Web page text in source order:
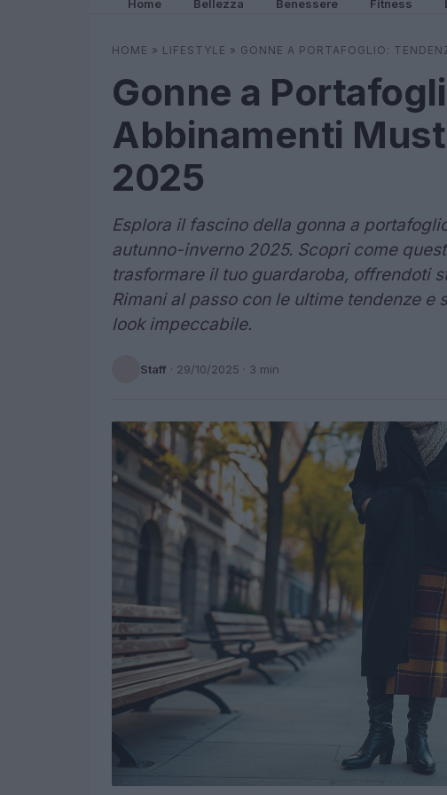
Home Bellezza Benessere Fitness
HOME » LIFESTYLE » GONNE A PORTAFOGLIO:
Gonne a
Abbinamenti
2025
Esplora il fascino della gonna a
autunno-inverno 2025. Scopri come
trasformare il tuo guardaroba, offrendoti
Rimani al passo con le ultime tendenze
look impeccabile.
Staff · 29/10/2025 · 3 min